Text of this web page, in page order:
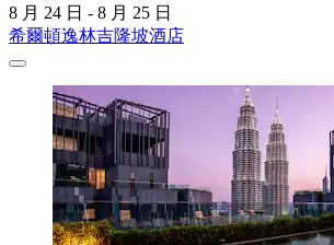
8 月 24 日 - 8 月 25 日
希爾頓逸林吉隆坡酒店